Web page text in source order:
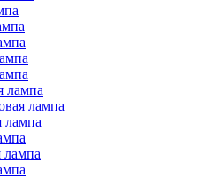
лампа
лампа
лампа
лампа